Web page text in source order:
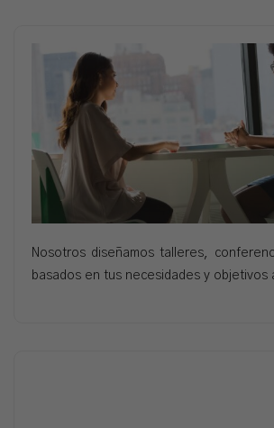
Nosotros diseñamos talleres,
basados en tus necesidades y objetivos